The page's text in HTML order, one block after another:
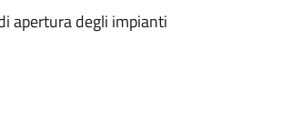
apertura degli impianti